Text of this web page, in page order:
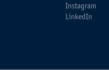
Instagram
LinkedIn